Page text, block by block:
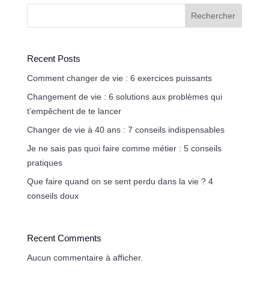
Rechercher
Recent Posts
Comment changer de vie : 6 exercices puissants
Changement de vie : 6 solutions aux problèmes qui
t’empêchent de te lancer
Changer de vie à 40 ans : 7 conseils indispensables
Je ne sais pas quoi faire comme métier : 5 conseils
pratiques
Que faire quand on se sent perdu dans la vie ? 4
conseils doux
Recent Comments
Aucun commentaire à afficher.